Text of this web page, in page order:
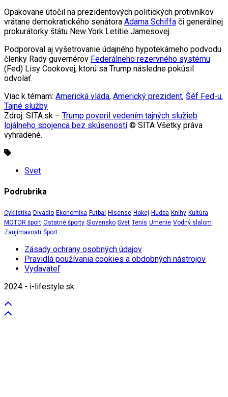
Opakovane útočil na prezidentových politických protivníkov
vrátane demokratického senátora Adama Schiffa či generálnej
prokurátorky štátu New York Letitie Jamesovej.
Podporoval aj vyšetrovanie údajného hypotekárneho podvodu
členky Rady guvernérov Federálneho rezervného systému
(Fed) Lisy Cookovej, ktorú sa Trump následne pokúsil
odvolať.
Viac k témam: Americká vláda, Americký prezident, Šéf Fed-u,
Tajné služby
Zdroj: SITA.sk – Trump poveril vedením tajných služieb
lojálneho spojenca bez skúseností© SITA Všetky práva
vyhradené.
Svet
Podrubrika
Cyklistika Divadlo Ekonomika Futbal Hisense Hokej Hudba Knihy Kultúra
MOTOR šport Ostatné športy Slovensko Svet Tenis Umenie Vodný slalom
Zaujímavosti Šport
Zásady ochrany osobných údajov
Pravidlá používania cookies a obdobných nástrojov
Vydavateľ
2024 - i-lifestyle.sk